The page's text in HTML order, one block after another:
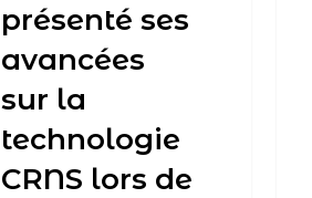
présenté ses
avancées
sur la
technologie
CRNS lors de